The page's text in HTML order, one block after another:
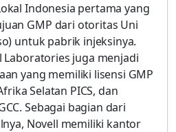
Indonesia pertama yang
GMP dari otoritas Uni
untuk pabrik injeksinya.
Laboratories juga menjadi
yang memiliki lisensi GMP
Selatan PICS, dan
Sebagai bagian dari
Novell memiliki kantor